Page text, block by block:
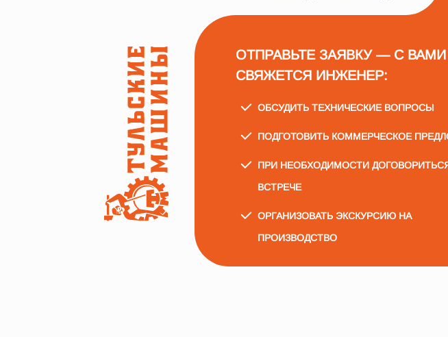
ОТПРАВЬТЕ ЗАЯВКУ — С ВАМИ
СВЯЖЕТСЯ ИНЖЕНЕР:
ОБСУДИТЬ ТЕХНИЧЕСКИЕ ВОПРОСЫ
ПОДГОТОВИТЬ КОММЕРЧЕСКОЕ
ПРИ НЕОБХОДИМОСТИ
ВСТРЕЧЕ
ОРГАНИЗОВАТЬ ЭКСКУРСИЮ НА
ПРОИЗВОДСТВО